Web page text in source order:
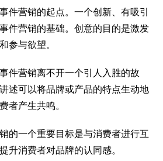
事件营销的起点。一个创新、有吸引
件营销的基础。创意的目的是激发
参与欲望。
件营销离不开一个引人入胜的故
述可以将品牌或产品的特点生动地
者产生共鸣。
销的一个重要目标是与消费者进行互
升消费者对品牌的认同感。